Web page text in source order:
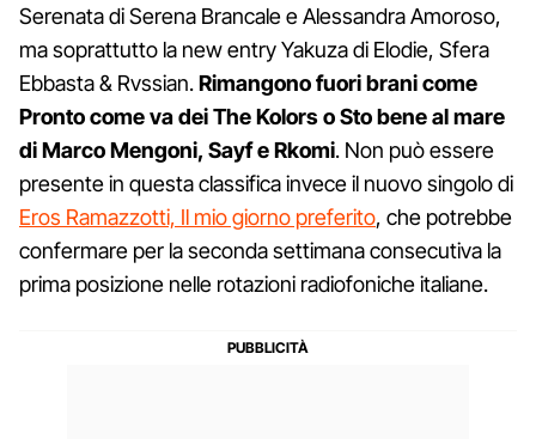
Serenata di Serena Brancale e Alessandra Amoroso,
ma soprattutto la new entry Yakuza di Elodie, Sfera
Ebbasta & Rvssian.Rimangono fuori brani come
Pronto come va dei The Kolors o Sto bene al mare
di Marco Mengoni, Sayf e Rkomi. Non può essere
presente in questa classifica invece il nuovo singolo di
Eros Ramazzotti, Il mio giorno preferito, che potrebbe
confermare per la seconda settimana consecutiva la
prima posizione nelle rotazioni radiofoniche italiane.